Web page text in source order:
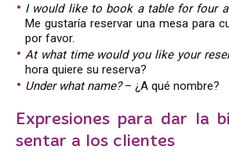
I would like to book a table for four
Me gustaría reservar una mesa para
por favor.
At what time would you like your
hora quiere su reserva?
Under what name?– ¿A qué nombre?
Expresiones para dar la
sentar a los clientes